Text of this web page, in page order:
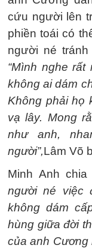
cứu người lên
phiền toái có
người né
“Mình nghe
không ai dám
Không phải họ
vạ lây. Mong
như anh,
người”,Lâm Võ
Minh Anh chia
người né việc
không dám
hùng giữa đời
của anh Cương